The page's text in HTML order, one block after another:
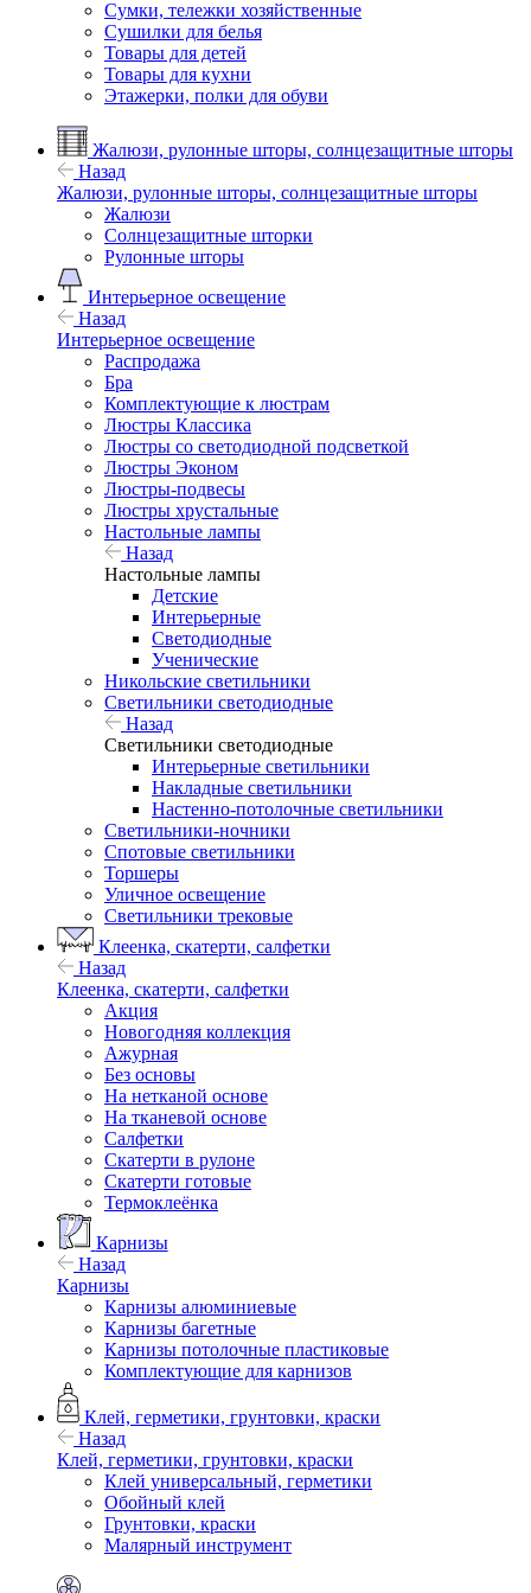
Сумки, тележки хозяйственные
Сушилки для белья
Товары для детей
Товары для кухни
Этажерки, полки для обуви
Жалюзи, рулонные шторы, солнцезащитные шторы
Назад
Жалюзи, рулонные шторы, солнцезащитные шторы
Жалюзи
Солнцезащитные шторки
Рулонные шторы
Интерьерное освещение
Назад
Интерьерное освещение
Распродажа
Бра
Комплектующие к люстрам
Люстры Классика
Люстры со светодиодной подсветкой
Люстры Эконом
Люстры-подвесы
Люстры хрустальные
Настольные лампы
Назад
Настольные лампы
Детские
Интерьерные
Светодиодные
Ученические
Никольские светильники
Светильники светодиодные
Назад
Светильники светодиодные
Интерьерные светильники
Накладные светильники
Настенно-потолочные светильники
Светильники-ночники
Спотовые светильники
Торшеры
Уличное освещение
Светильники трековые
Клеенка, скатерти, салфетки
Назад
Клеенка, скатерти, салфетки
Акция
Новогодняя коллекция
Ажурная
Без основы
На нетканой основе
На тканевой основе
Салфетки
Скатерти в рулоне
Скатерти готовые
Термоклеёнка
Карнизы
Назад
Карнизы
Карнизы алюминиевые
Карнизы багетные
Карнизы потолочные пластиковые
Комплектующие для карнизов
Клей, герметики, грунтовки, краски
Назад
Клей, герметики, грунтовки, краски
Клей универсальный, герметики
Обойный клей
Грунтовки, краски
Малярный инструмент